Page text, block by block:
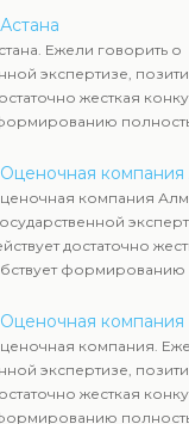
имущества
чтоб
стоимость
Ежели говорить о
экспертизе,
жесткая
компания
компания
достаточно
формированию
компания
компания.
экспертизе,
жесткая